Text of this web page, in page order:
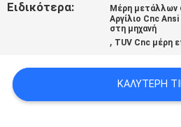
ΧΆΡΤΗΣ
ΙΣΤΟΣΕΛΊΔΑΣ
ΠΟΛΙΤΙΚΉ
ΑΠΟΡΡΉΤΟΥ
Ειδικότερα: Μέρη μετάλλων
Αργίλιο Cnc
στη μηχανή
, TUV Cnc μέρη
ΚΑΛΎΤΕΡΗ